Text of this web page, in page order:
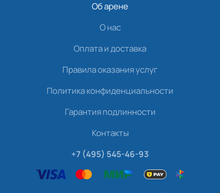
Об арене
О нас
Оплата и доставка
Правила оказания услуг
Политика конфиденциальности
Гарантия подлинности
Контакты
+7 (495) 545-46-93